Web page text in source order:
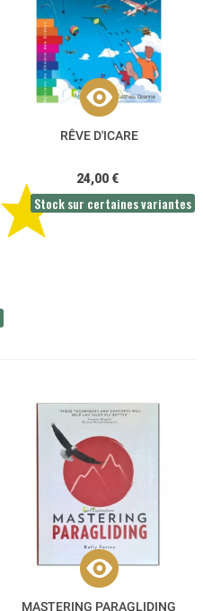
RÊVE D'ICARE
24,00 €
Stock sur certaines variantes
MASTERING PARAGLIDING